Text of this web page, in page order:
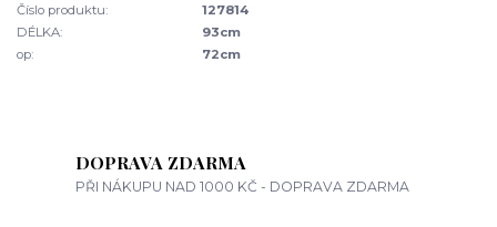
Číslo produktu:
127814
DÉLKA:
93cm
op:
72cm
DOPRAVA ZDARMA
PŘI NÁKUPU NAD 1000 KČ - DOPRAVA ZDARMA